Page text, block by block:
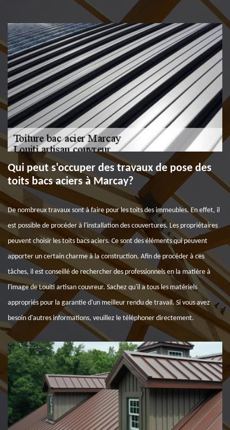
Qui peut s'occuper des travaux de pose des
toits bacs aciers à Marcay?
De nombreux travaux sont à faire pour les toits des immeubles. En effet, il
est possible de procéder à l'installation des couvertures. Les propriétaires
peuvent choisir les toits bacs aciers. Ce sont des éléments qui peuvent
apporter un certain charme à la construction. Afin de procéder à ces
tâches, il est conseillé de rechercher des professionnels en la matière à
l'image de Louiti artisan couvreur. Sachez qu'il a tous les matériels
appropriés pour la garantie d'un meilleur rendu de travail. Si vous avez
besoin d'autres informations, veuillez le téléphoner directement.